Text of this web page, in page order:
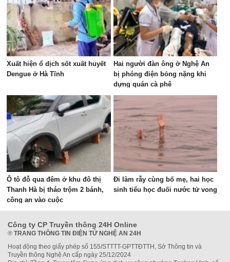
Xuất hiện ổ dịch sốt xuất huyết
Dengue ở Hà Tĩnh
Hai người đàn ông ở Nghệ An
bị phóng điện bỏng nặng khi
dựng quán cà phê
Ô tô đỗ qua đêm ở khu đô thị
Thanh Hà bị tháo trộm 2 bánh,
công an vào cuộc
Đi làm rẫy cùng bố mẹ, hai học
sinh tiểu học đuối nước tử vong
Công ty CP Truyền thông 24H Online
® TRANG THÔNG TIN ĐIỆN TỬ NGHỆ AN 24H
Hoạt động theo giấy phép số 155/STTTT-GPTTĐTTH, Sở Thông tin và
Truyền thông Nghệ An cấp ngày 25/12/2024